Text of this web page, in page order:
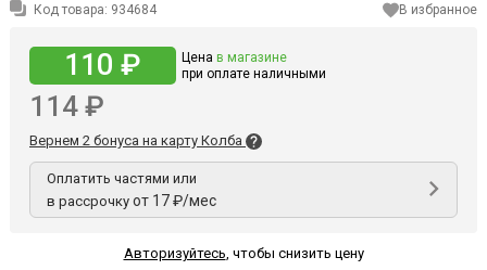
Код товара: 934684 В избранное
110 ₽ Цена в магазине
при оплате наличными
114 ₽
Вернем 2 бонуса на карту Колба
Оплатить частями или
в рассрочку от 17 ₽/мес
Авторизуйтесь, чтобы снизить цену